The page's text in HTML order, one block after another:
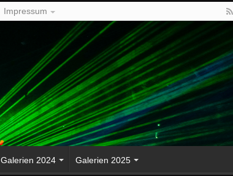
Impressum
Galerien 2024 Galerien 2025